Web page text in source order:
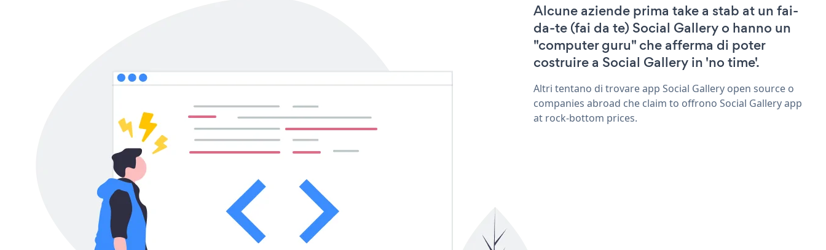
Alcune aziende prima take a stab at un fai-
da-te (fai da te) Social Gallery o hanno un
"computer guru" che afferma di poter
costruire a Social Gallery in 'no time'.
Altri tentano di trovare app Social Gallery open source o
companies abroad che claim to offrono Social Gallery app
at rock-bottom prices.